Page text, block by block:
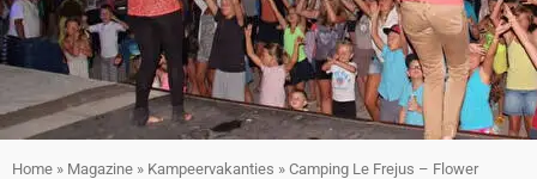
Home » Magazine » Kampeervakanties » Camping Le Frejus – Flower